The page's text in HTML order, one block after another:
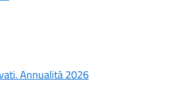
Annualità 2026